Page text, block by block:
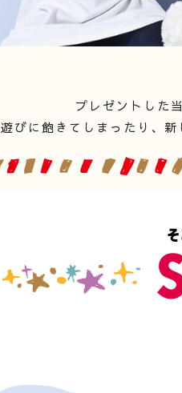
プレゼントした
遊びに飽きてしまったり、